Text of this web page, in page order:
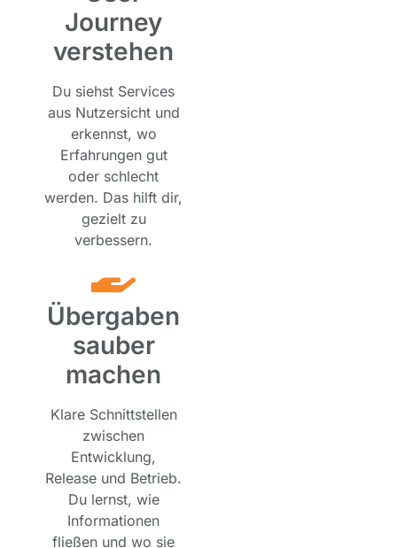
Journey
verstehen
Du siehst Services
aus Nutzersicht und
erkennst, wo
Erfahrungen gut
oder schlecht
werden. Das hilft dir,
gezielt zu
verbessern.
Übergaben
sauber
machen
Klare Schnittstellen
zwischen
Entwicklung,
Release und Betrieb.
Du lernst, wie
Informationen
fließen und wo sie